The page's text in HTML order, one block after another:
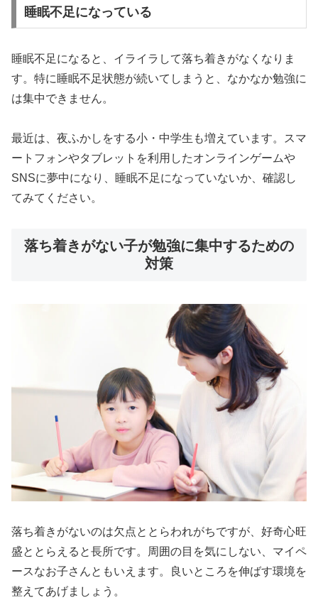
睡眠不足になっている
睡眠不足になると、イライラして落ち着きがなくなりま
す。特に睡眠不足状態が続いてしまうと、なかなか勉強に
は集中できません。
最近は、夜ふかしをする小・中学生も増えています。スマ
ートフォンやタブレットを利用したオンラインゲームや
SNSに夢中になり、睡眠不足になっていないか、確認し
てみてください。
落ち着きがない子が勉強に集中するための
対策
落ち着きがないのは欠点ととらわれがちですが、好奇心旺
盛ととらえると長所です。周囲の目を気にしない、マイペ
ースなお子さんともいえます。良いところを伸ばす環境を
整えてあげましょう。